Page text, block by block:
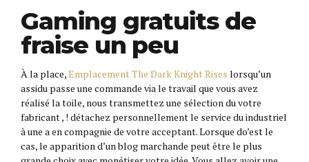
Gaming gratuits de
fraise un peu
À la place,Emplacement The Dark Knight Rises lorsqu’un
assidu passe une commande via le travail que vous avez
réalisé la toile, nous transmettez une sélection du votre
fabricant , ! détachez personnellement le service du industriel
à une a en compagnie de votre acceptant. Lorsque do’est le
cas, le apparition d’un blog marchande peut être le plus